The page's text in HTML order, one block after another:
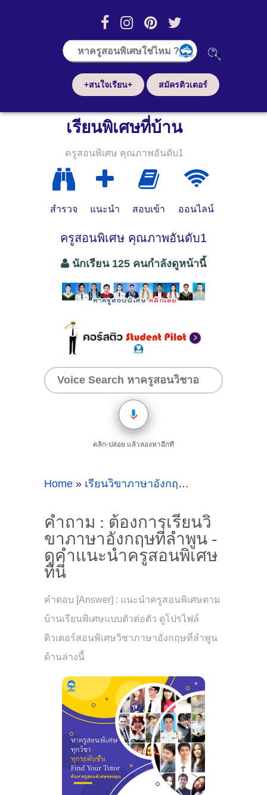
+สนใจเรียน+ สมัครติวเตอร์
เรียนพิเศษที่บ้าน
ครูสอนพิเศษ คุณภาพอันดับ1
สำรวจ แนะนำ สอบเข้า ออนไลน์
ครูสอนพิเศษ คุณภาพอันดับ1
นักเรียน 125 คนกำลังดูหน้านี้
คลิก-ปล่อย แล้วลองหาอีกที
Home » เรียนวิขาภาษาอังกฤษที่ลำพูน
คำถาม : ต้องการเรียนวิ
ขาภาษาอังกฤษที่ลำพูน -
ดูคำแนะนำครูสอนพิเศษ
ที่นี่
คำตอบ [Answer] : แนะนำครูสอนพิเศษตาม
บ้านเรียนพิเศษแบบตัวต่อตัว ดูโปรไฟล์
ติวเตอร์สอนพิเศษวิชาภาษาอังกฤษที่ลำพูน
ด้านล่างนี้